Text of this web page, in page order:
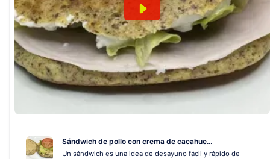
Sándwich de pollo con crema de cacahue...
Un sándwich es una idea de desayuno fácil y rápido de